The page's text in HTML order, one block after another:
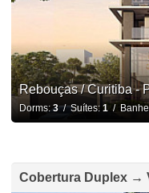
Rebouças / Curitiba -
Dorms: 3/ Suítes: 1/
Cobertura Duplex →